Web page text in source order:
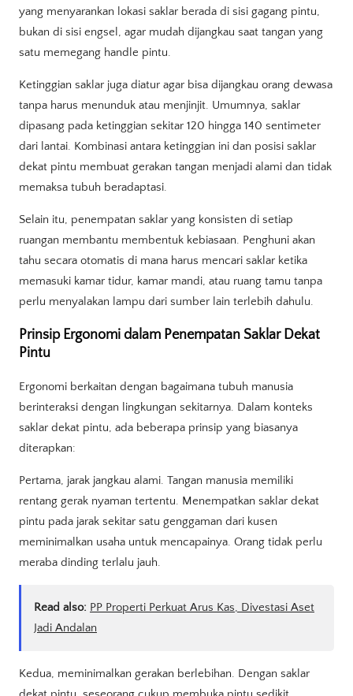
yang menyarankan lokasi saklar berada di sisi gagang pintu,
bukan di sisi engsel, agar mudah dijangkau saat tangan yang
satu memegang handle pintu.
Ketinggian saklar juga diatur agar bisa dijangkau orang dewasa
tanpa harus menunduk atau menjinjit. Umumnya, saklar
dipasang pada ketinggian sekitar 120 hingga 140 sentimeter
dari lantai. Kombinasi antara ketinggian ini dan posisi saklar
dekat pintu membuat gerakan tangan menjadi alami dan tidak
memaksa tubuh beradaptasi.
Selain itu, penempatan saklar yang konsisten di setiap
ruangan membantu membentuk kebiasaan. Penghuni akan
tahu secara otomatis di mana harus mencari saklar ketika
memasuki kamar tidur, kamar mandi, atau ruang tamu tanpa
perlu menyalakan lampu dari sumber lain terlebih dahulu.
Prinsip Ergonomi dalam Penempatan Saklar Dekat
Pintu
Ergonomi berkaitan dengan bagaimana tubuh manusia
berinteraksi dengan lingkungan sekitarnya. Dalam konteks
saklar dekat pintu, ada beberapa prinsip yang biasanya
diterapkan:
Pertama, jarak jangkau alami. Tangan manusia memiliki
rentang gerak nyaman tertentu. Menempatkan saklar dekat
pintu pada jarak sekitar satu genggaman dari kusen
meminimalkan usaha untuk mencapainya. Orang tidak perlu
meraba dinding terlalu jauh.
Read also: PP Properti Perkuat Arus Kas, Divestasi Aset
Jadi Andalan
Kedua, meminimalkan gerakan berlebihan. Dengan saklar